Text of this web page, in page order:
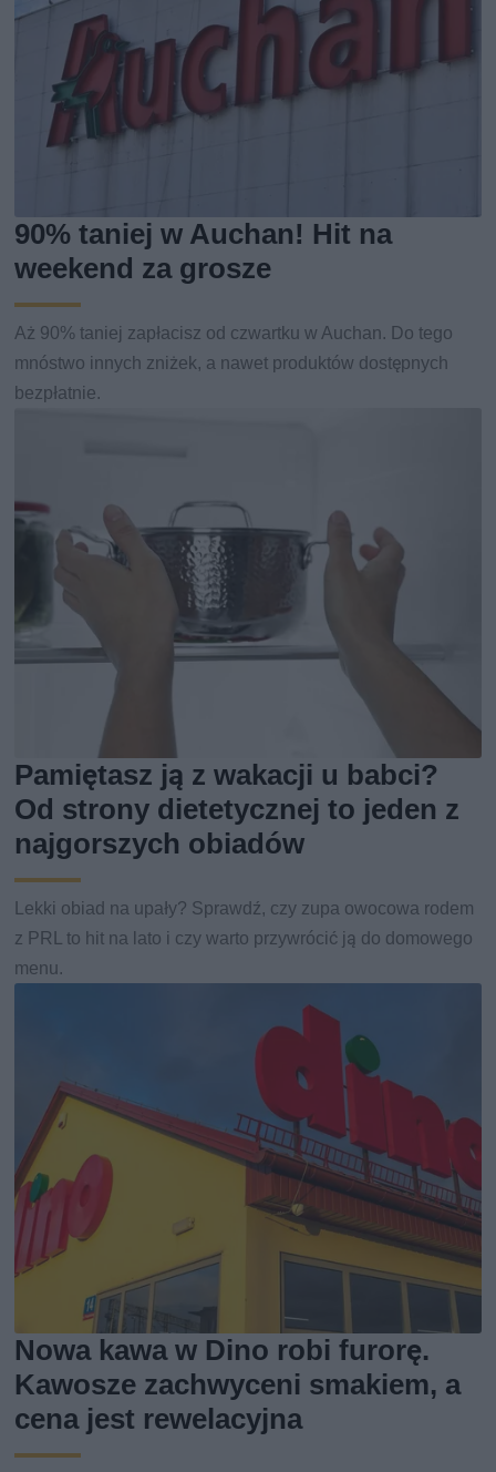
90% taniej w Auchan! Hit na
weekend za grosze
Aż 90% taniej zapłacisz od czwartku w Auchan. Do tego
mnóstwo innych zniżek, a nawet produktów dostępnych
bezpłatnie.
Pamiętasz ją z wakacji u babci?
Od strony dietetycznej to jeden z
najgorszych obiadów
Lekki obiad na upały? Sprawdź, czy zupa owocowa rodem
z PRL to hit na lato i czy warto przywrócić ją do domowego
menu.
Nowa kawa w Dino robi furorę.
Kawosze zachwyceni smakiem, a
cena jest rewelacyjna